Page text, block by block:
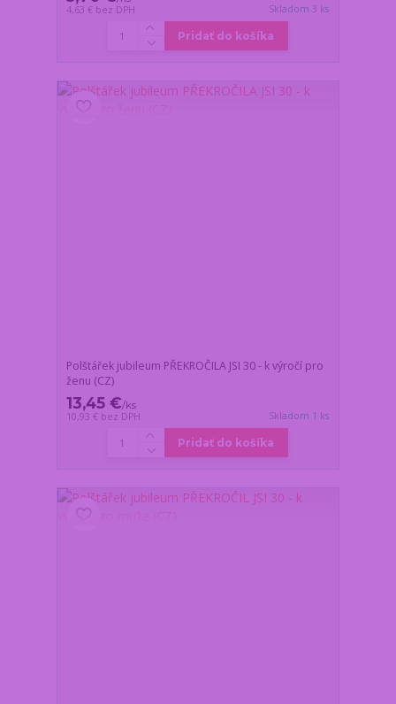
4,63 € bez DPH Skladom 3 ks
Pridať do košíka
Polštářek jubileum PŘEKROČILA JSI 30 - k výročí pro
ženu (CZ)
13,45 €/ks
10,93 € bez DPH Skladom 1 ks
Pridať do košíka